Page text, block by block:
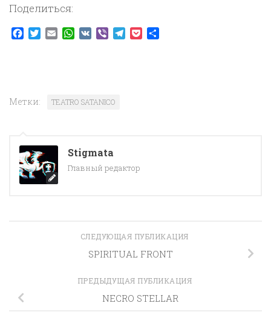
Поделиться:
Facebook
TwitterEmailWhatsApp
VK ViberTelegram
Pocket
Метки: TEATRO SATANICO
Stigmata
Главный редактор
СЛЕДУЮЩАЯ ПУБЛИКАЦИЯ
SPIRITUAL FRONT
ПРЕДЫДУЩАЯ ПУБЛИКАЦИЯ
NECRO STELLAR